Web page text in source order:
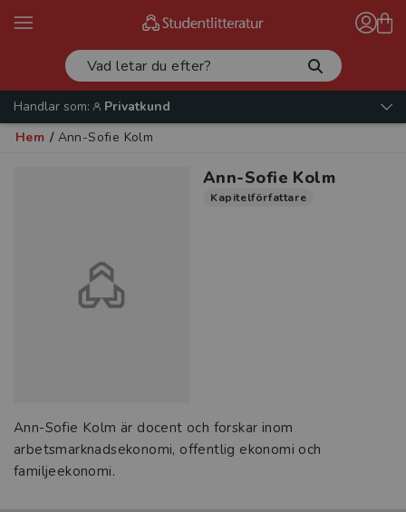
Handlar som:
Privatkund
Hem / Ann-Sofie Kolm
Ann-Sofie Kolm
Kapitelförfattare
Ann-Sofie Kolm är docent och forskar inom
arbetsmarknadsekonomi, offentlig ekonomi och
familjeekonomi.